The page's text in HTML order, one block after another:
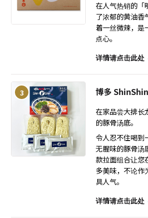
在人气热销的「
了浓郁的黄油香
着一丝微辣，是
点心。
详情请点击此处
3 博多
在家品尝大排长
的豚骨汤底。
令人忍不住喝到
无腥味的豚骨汤
款拉面组合让您
多美味，不论作
具人气。
详情请点击此处